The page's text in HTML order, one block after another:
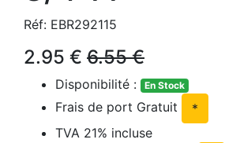
Réf: EBR292115
2.95 € 6.55 €
Disponibilité : En Stock
Frais de port Gratuit
*
TVA 21% incluse